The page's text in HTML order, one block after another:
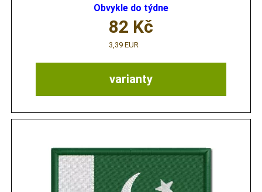
Obvykle do týdne
varianty
82 Kč
3,39 EUR